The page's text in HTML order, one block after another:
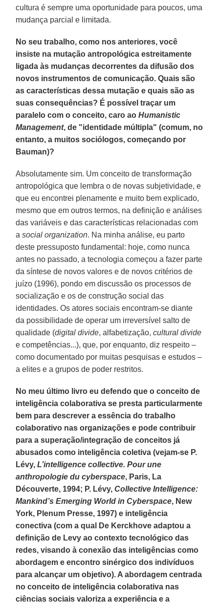
cultura é sempre uma oportunidade para poucos, uma
mudança parcial e limitada.
No seu trabalho, como nos anteriores, você
insiste na mutação antropológica estreitamente
ligada às mudanças decorrentes da difusão dos
novos instrumentos de comunicação. Quais são
as características dessa mutação e quais são as
suas consequências? É possível traçar um
paralelo com o conceito, caro aoHumanistic
Management, de "identidade múltipla" (comum, no
entanto, a muitos sociólogos, começando por
Bauman)?
Absolutamente sim. Um conceito de transformação
antropológica que lembra o de novas subjetividade, e
que eu encontrei plenamente e muito bem explicado,
mesmo que em outros termos, na definição e análises
das variáveis e das características relacionadas com
asocial organization. Na minha análise, eu parto
deste pressuposto fundamental: hoje, como nunca
antes no passado, a tecnologia começou a fazer parte
da síntese de novos valores e de novos critérios de
juízo (1996), pondo em discussão os processos de
socialização e os de construção social das
identidades. Os atores sociais encontram-se diante
da possibilidade de operar um irreversível salto de
qualidade (digital divide, alfabetização,cultural divide
e competências...), que, por enquanto, diz respeito –
como documentado por muitas pesquisas e estudos –
a elites e a grupos de poder restritos.
No meu último livro eu defendo que o conceito de
inteligência colaborativa se presta particularmente
bem para descrever a essência do trabalho
colaborativo nas organizações e pode contribuir
para a superação/integração de conceitos já
abusados como inteligência coletiva (vejam-se P.
Lévy,L’intelligence collective. Pour une
anthropologie du cyberspace, Paris, La
Découverte, 1994; P. Lévy,Collective Intelligence:
Mankind’s Emerging World in Cyberspace, New
York, Plenum Presse, 1997) e inteligência
conectiva (com a qual De Kerckhove adaptou a
definição de Levy ao contexto tecnológico das
redes, visando à conexão das inteligências como
abordagem e encontro sinérgico dos indivíduos
para alcançar um objetivo). A abordagem centrada
no conceito de inteligência colaborativa nas
ciências sociais valoriza a experiência e a